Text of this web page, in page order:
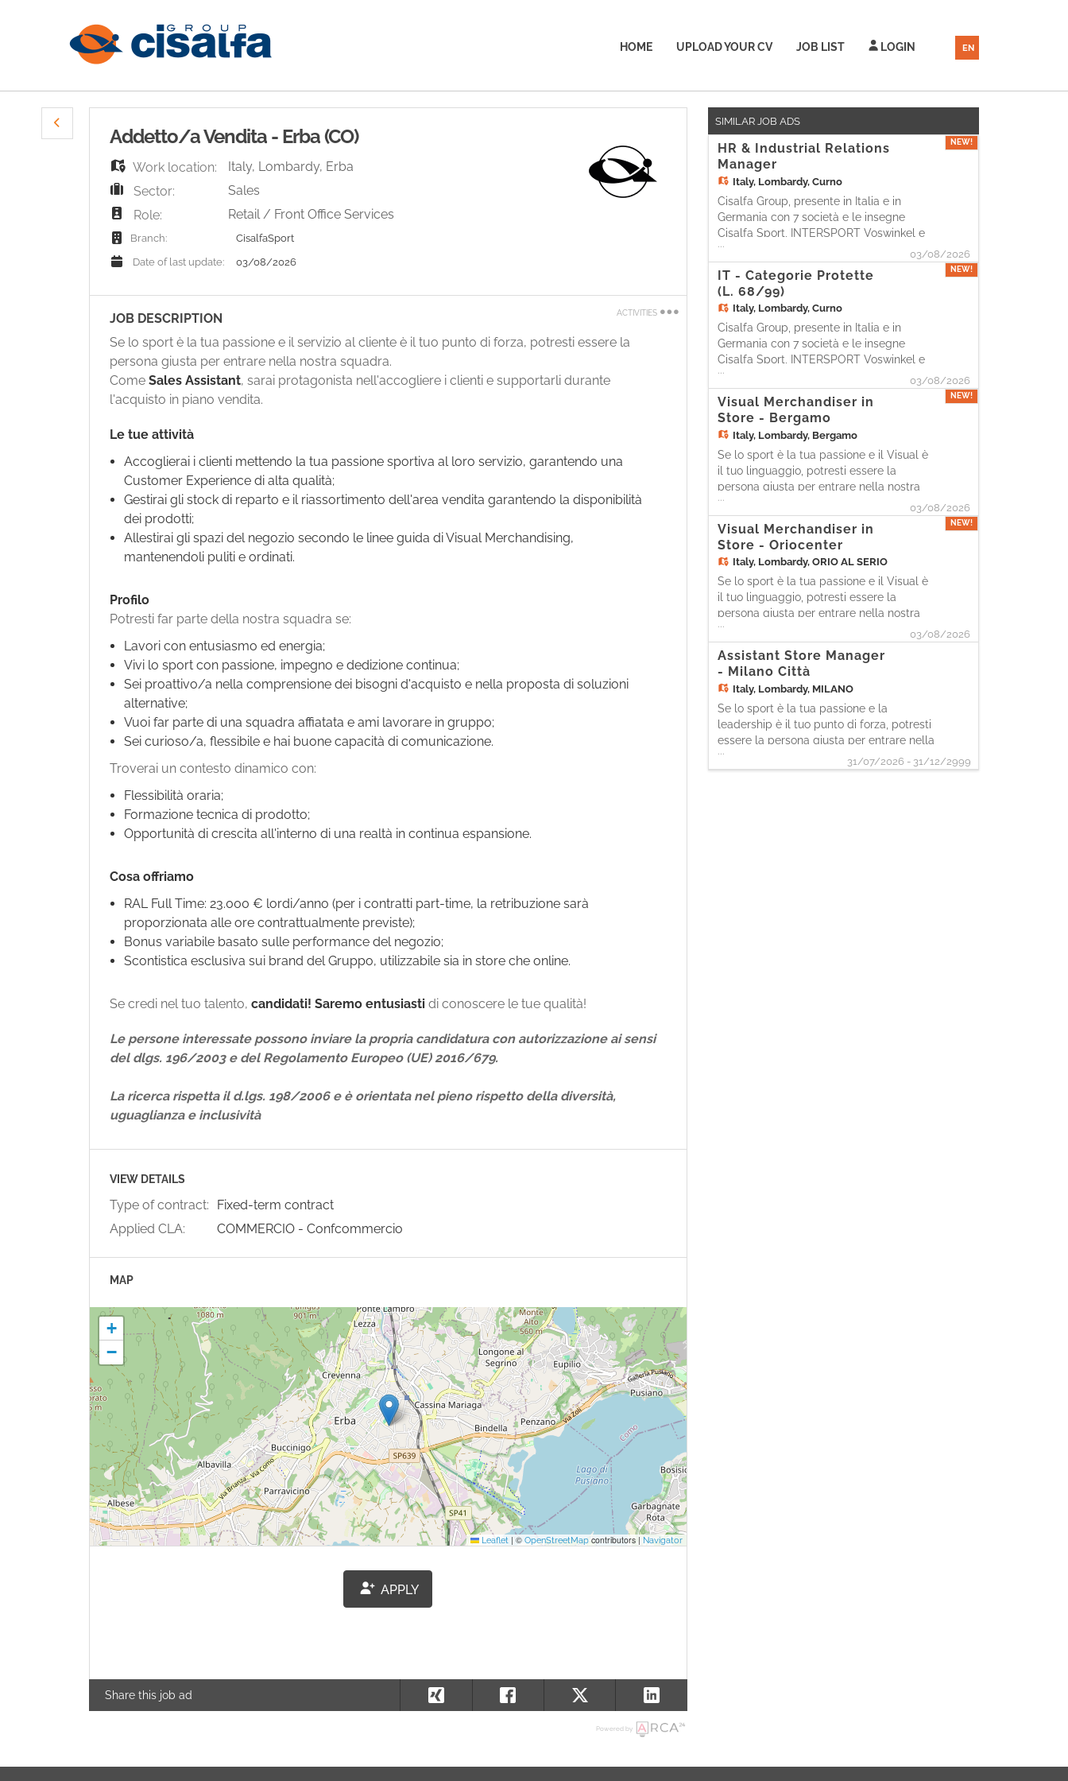
HOME UPLOAD YOUR CV JOB LIST LOGIN EN
Addetto/a Vendita - Erba (CO)
Work location: Italy, Lombardy, Erba
Sector:
Sales
Role:
Retail / Front Office Services
Branch: CisalfaSport
Date of last update: 03/08/2026
ACTIVITIES
Print
JOB DESCRIPTION
Se lo sport è la tua passione e il servizio al cliente è il tuo punto di forza, potresti essere la
persona giusta per entrare nella nostra squadra.
Come Sales Assistant, sarai protagonista nell'accogliere i clienti e supportarli durante
l'acquisto in piano vendita.
Le tue attività
Accoglierai i clienti mettendo la tua passione sportiva al loro servizio, garantendo una
Customer Experience di alta qualità;
Gestirai gli stock di reparto e il riassortimento dell'area vendita garantendo la disponibilità
dei prodotti;
Allestirai gli spazi del negozio secondo le linee guida di Visual Merchandising,
mantenendoli puliti e ordinati.
Profilo
Potresti far parte della nostra squadra se:
Lavori con entusiasmo ed energia;
Vivi lo sport con passione, impegno e dedizione continua;
Sei proattivo/a nella comprensione dei bisogni d'acquisto e nella proposta di soluzioni
alternative;
Vuoi far parte di una squadra affiatata e ami lavorare in gruppo;
Sei curioso/a, flessibile e hai buone capacità di comunicazione.
Troverai un contesto dinamico con:
Flessibilità oraria;
Formazione tecnica di prodotto;
Opportunità di crescita all'interno di una realtà in continua espansione.
Cosa offriamo
RAL Full Time: 23.000 € lordi/anno (per i contratti part-time, la retribuzione sarà
proporzionata alle ore contrattualmente previste);
Bonus variabile basato sulle performance del negozio;
Scontistica esclusiva sui brand del Gruppo, utilizzabile sia in store che online.
Se credi nel tuo talento, candidati! Saremo entusiasti di conoscere le tue qualità!
Le persone interessate possono inviare la propria candidatura con autorizzazione ai sensi
del dlgs. 196/2003 e del Regolamento Europeo (UE) 2016/679.
La ricerca rispetta il d.lgs. 198/2006 e è orientata nel pieno rispetto della diversità,
uguaglianza e inclusività
VIEW DETAILS
Type of contract:
Fixed-term contract
Applied CLA:
COMMERCIO - Confcommercio
MAP
+
−
Leaflet | © OpenStreetMapcontributors | Navigator
APPLY
Share this job ad
Powered by
SIMILAR JOB ADS
NEW!
HR & Industrial Relations
Manager
Italy, Lombardy, Curno
Cisalfa Group, presente in Italia e in
Germania con 7 società e le insegne
Cisalfa Sport, INTERSPORT Voswinkel e
SportScheck, con più di 240 negozi e
5.500 persone, è alla ricerca di una figura
da inserire come Industrial Relations
Manager. La risorsa, a diretto riporto
della Legal Director, avrà
...
03/08/2026
NEW!
IT - Categorie Protette
(L. 68/99)
Italy, Lombardy, Curno
Cisalfa Group, presente in Italia e in
Germania con 7 società e le insegne
Cisalfa Sport, INTERSPORT Voswinkel e
SportScheck, con più di 240 negozi e
5.500 persone, è alla ricerca di una figura
da inserire nel proprio team IT. La
persona, inserita all'interno del team IT,
contribuirà alle attività
...
03/08/2026
NEW!
Visual Merchandiser in
Store - Bergamo
Italy, Lombardy, Bergamo
Se lo sport è la tua passione e il Visual è
il tuo linguaggio, potresti essere la
persona giusta per entrare nella nostra
squadra. Come Visual Merchandiser,
sarai protagonista nel dare forma
all'identità del brand in store, creando
esperienze visive coinvolgenti e orientate
al cliente, in linea co
...
03/08/2026
NEW!
Visual Merchandiser in
Store - Oriocenter
Italy, Lombardy, ORIO AL SERIO
Se lo sport è la tua passione e il Visual è
il tuo linguaggio, potresti essere la
persona giusta per entrare nella nostra
squadra. Come Visual Merchandiser,
sarai protagonista nel dare forma
all'identità del brand in store, creando
esperienze visive coinvolgenti e orientate
al cliente, in linea
...
03/08/2026
Assistant Store Manager
- Milano Città
Italy, Lombardy, MILANO
Se lo sport è la tua passione e la
leadership è il tuo punto di forza, potresti
essere la persona giusta per entrare nella
nostra squadra. Come Assistant Store
Manager, sarai protagonista nel
...
31/07/2026 - 31/12/2999